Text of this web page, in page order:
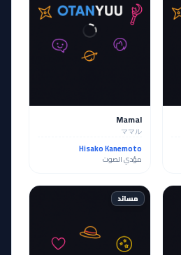
Mamal
ママル
Hisako Kanemoto
مؤدي الصوت
مساند